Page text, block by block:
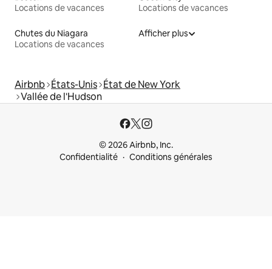
Locations de vacances
Locations de vacances
Chutes du Niagara
Locations de vacances
Afficher plus
Airbnb États-Unis État de New York
Vallée de l'Hudson
© 2026 Airbnb, Inc.
Confidentialité
Conditions générales